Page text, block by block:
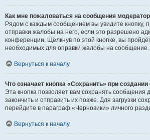
Как мне пожаловаться на сообщения
Рядом с каждым сообщением вы увидите кнопку,
отправки жалобы на него, если это разрешено
конференции. Щёлкнув по этой кнопке, вы
необходимых для оправки жалобы на сообщение.
Вернуться к началу
Что означает кнопка «Сохранить» при
Эта кнопка позволяет вам сохранять сообщения
закончить и отправить их позже. Для загрузки
перейдите в параграф «Черновики» личного
Вернуться к началу